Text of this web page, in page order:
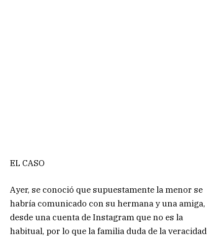
EL CASO
Ayer, se conoció que supuestamente la menor se
habría comunicado con su hermana y una amiga,
desde una cuenta de Instagram que no es la
habitual, por lo que la familia duda de la veracidad